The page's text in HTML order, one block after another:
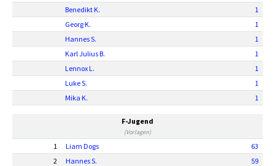
Benedikt K.
1
Georg K.
1
Hannes S.
1
Karl Julius B.
1
Lennox L.
1
Luke S.
1
Mika K.
1
F-Jugend
(Vorlagen)
1 Liam Dogs
63
2
Hannes S.
59